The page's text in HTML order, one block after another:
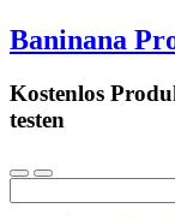
Baninana
Kostenlos
testen
nach: